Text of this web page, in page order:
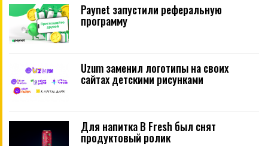
Paynet запустили реферальную
программу
Uzum заменил логотипы на своих
сайтах детскими рисунками
Для напитка B Fresh был снят
продуктовый ролик